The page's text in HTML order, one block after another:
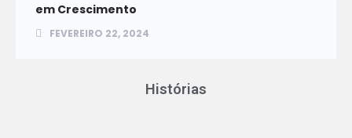
em Crescimento
FEVEREIRO 22, 2024
Histórias